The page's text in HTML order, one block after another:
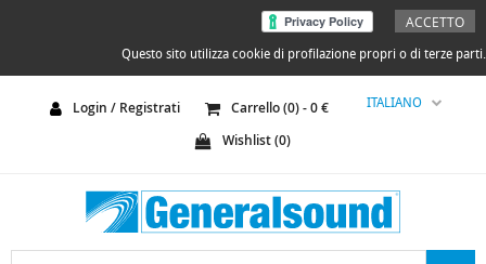
ACCETTO
Questo sito utilizza cookie di profilazione propri o di terze parti.
ITALIANO
Login / Registrati Carrello (0) -0€
Wishlist (0)